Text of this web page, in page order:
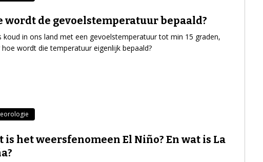
wordt de gevoelstemperatuur bepaald?
koud in ons land met een gevoelstemperatuur tot min 15 graden,
wordt die temperatuur eigenlijk bepaald?
is het weersfenomeen El Niño? En wat is La